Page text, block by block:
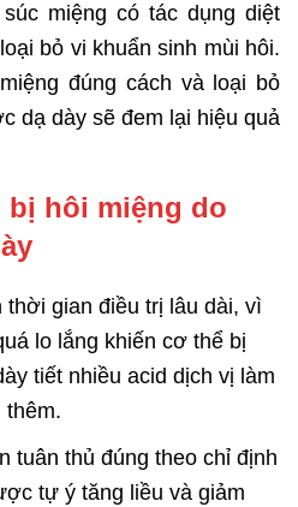
miệng có tác dụng diệt
bỏ vi khuẩn sinh mùi hôi.
đúng cách và loại bỏ
dạ dày sẽ đem lại hiệu quả
hôi miệng do
gian điều trị lâu dài, vì
lo lắng khiến cơ thể bị
tiết nhiều acid dịch vị làm
thêm.
tuân thủ đúng theo chỉ định
tự ý tăng liều và giảm